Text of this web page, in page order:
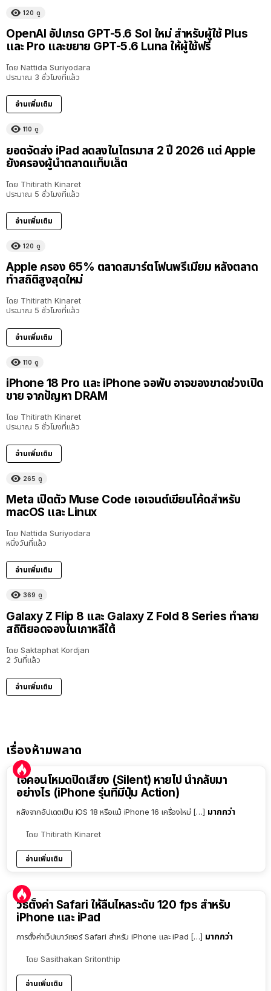
120 ดู
OpenAI อัปเกรด GPT-5.6 Sol ใหม่ สำหรับผู้ใช้ Plus
และ Pro และขยาย GPT-5.6 Luna ให้ผู้ใช้ฟรี
โดย Nattida Suriyodara
ประมาณ 3 ชั่วโมงที่แล้ว
อ่านเพิ่มเติม
110 ดู
ยอดจัดส่ง iPad ลดลงในไตรมาส 2 ปี 2026 แต่ Apple
ยังครองผู้นำตลาดแท็บเล็ต
โดย Thitirath Kinaret
ประมาณ 5 ชั่วโมงที่แล้ว
อ่านเพิ่มเติม
120 ดู
Apple ครอง 65% ตลาดสมาร์ตโฟนพรีเมียม หลังตลาด
ทำสถิติสูงสุดใหม่
โดย Thitirath Kinaret
ประมาณ 5 ชั่วโมงที่แล้ว
อ่านเพิ่มเติม
110 ดู
iPhone 18 Pro และ iPhone จอพับ อาจของขาดช่วงเปิด
ขาย จากปัญหา DRAM
โดย Thitirath Kinaret
ประมาณ 5 ชั่วโมงที่แล้ว
อ่านเพิ่มเติม
265 ดู
Meta เปิดตัว Muse Code เอเจนต์เขียนโค้ดสำหรับ
macOS และ Linux
โดย Nattida Suriyodara
หนึ่งวันที่แล้ว
อ่านเพิ่มเติม
369 ดู
Galaxy Z Flip 8 และ Galaxy Z Fold 8 Series ทำลาย
สถิติยอดจองในเกาหลีใต้
โดย Saktaphat Kordjan
2 วันที่แล้ว
อ่านเพิ่มเติม
เรื่องห้ามพลาด
ไอคอนโหมดปิดเสียง (Silent) หายไป นำกลับมา
อย่างไร (iPhone รุ่นที่มีปุ่ม Action)
หลังจากอัปเดตเป็น iOS 18 หรือแม้ iPhone 16 เครื่องใหม่ […] มากกว่า
โดย Thitirath Kinaret
อ่านเพิ่มเติม
วิธีตั้งค่า Safari ให้ลื่นไหลระดับ 120 fps สำหรับ
iPhone และ iPad
การตั้งค่าเว็ปเบาว์เซอร์ Safari สำหรับ iPhone และ iPad […] มากกว่า
โดย Sasithakan Sritonthip
อ่านเพิ่มเติม